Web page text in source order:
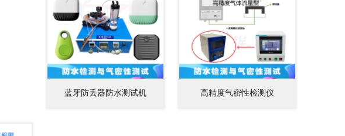
蓝牙防丢器防水测试机 高精度气密性检测仪